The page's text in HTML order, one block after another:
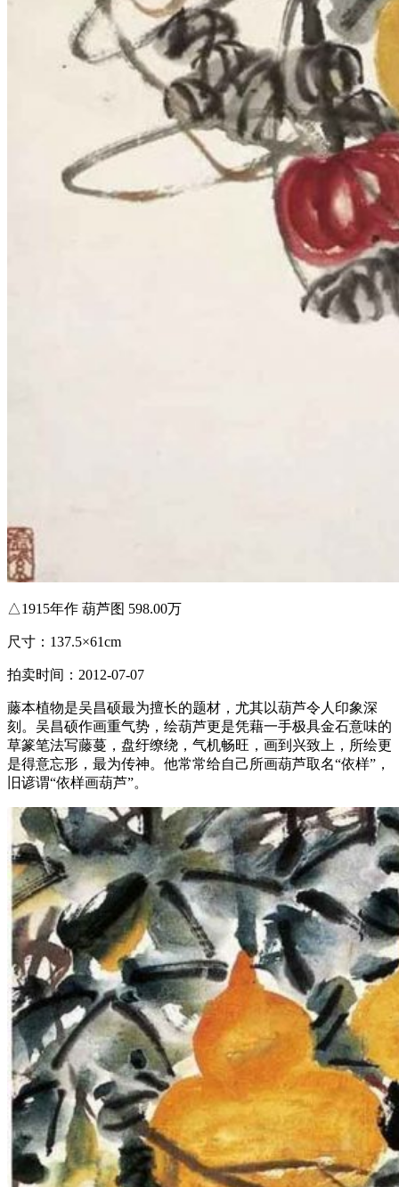
△1915年作 葫芦图 598.00万
尺寸：137.5×61cm
拍卖时间：2012-07-07
藤本植物是吴昌硕最为擅长的题材，尤其以葫芦令人印象深
刻。吴昌硕作画重气势，绘葫芦更是凭藉一手极具金石意味的
草篆笔法写藤蔓，盘纡缭绕，气机畅旺，画到兴致上，所绘更
是得意忘形，最为传神。他常常给自己所画葫芦取名“依样”，
旧谚谓“依样画葫芦”。